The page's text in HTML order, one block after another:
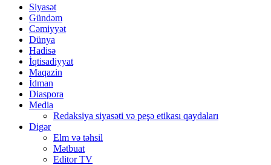
Siyasət
Gündəm
Cəmiyyət
Dünya
Hadisə
İqtisadiyyat
Maqazin
İdman
Diaspora
Media
Redaksiya siyasəti və peşə etikası qaydaları
Digər
Elm və təhsil
Mətbuat
Editor TV